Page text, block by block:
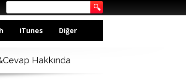
iTunes Diğer
Hakkında